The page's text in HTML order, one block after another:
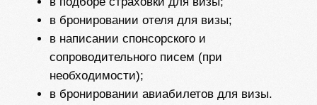
паспорта (Российский и загранпаспорт нового
или старого образца, действительный в
Фотография;
фото/скан прошлых виз, если такие имеются;
справки с места работы/учебы;